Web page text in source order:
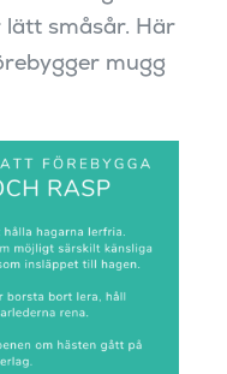
lätt småsår. Här
mugg